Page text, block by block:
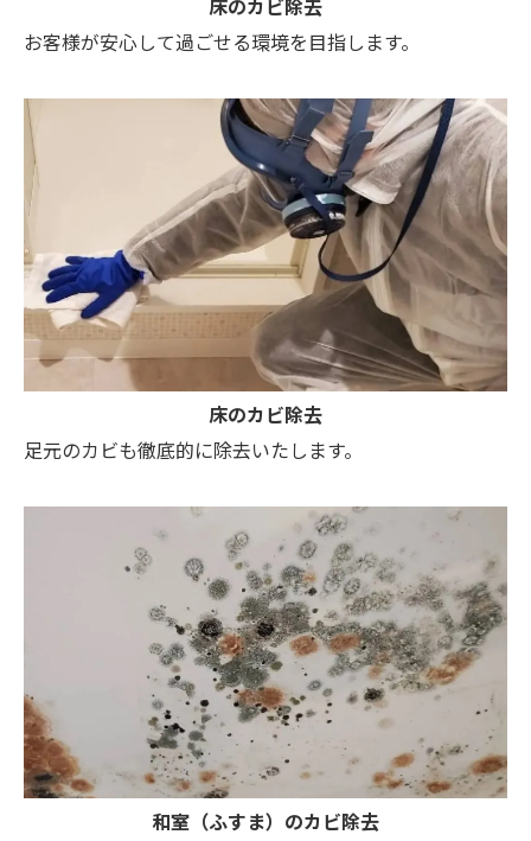
床のカビ除去
お客様が安心して過ごせる環境を目指します。
床のカビ除去
足元のカビも徹底的に除去いたします。
和室（ふすま）のカビ除去